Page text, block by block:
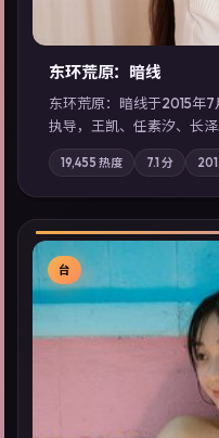
东环荒原：暗线
东环荒原：暗线于2015年
执导，王凯、任素汐、长
轴，边境小镇的平静被一
域气质；站内亦可通过「
检索同类型高分佳作，畅
19,455 热度 7.1 分
台